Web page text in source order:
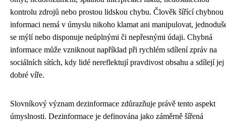
kontrolu zdrojů nebo prostou lidskou chybu. Člověk šířící chybnou
informaci nemá v úmyslu nikoho klamat ani manipulovat,
se mýlí nebo disponuje neúplnými či nepřesnými údaji. Chybná
informace může vzniknout například při rychlém sdílení zpráv na
sociálních sítích, kdy lidé nereflektují pravdivost obsahu a sdílejí jej
dobré víře.
Slovníkový význam dezinformace zdůrazňuje právě tento aspekt
úmyslnosti. Dezinformace je definována jako záměrně šířená